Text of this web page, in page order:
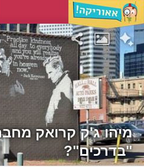
מיהו ג'ק קרואק
"בדרכים"?